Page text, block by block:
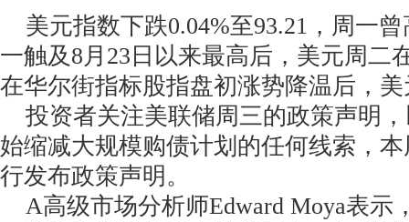
美元指数下跌0.04%至93.21，周一曾
一触及8月23日以来最高后，美元周二
在华尔街指标股指盘初涨势降温后，
投资者关注美联储周三的政策声明
始缩减大规模购债计划的任何线索，
行发布政策声明。
A高级市场分析师Edward Moya表示